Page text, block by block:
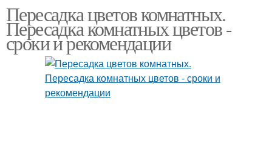
Пересадка цветов комнатных.
Пересадка комнатных цветов -
сроки и рекомендации